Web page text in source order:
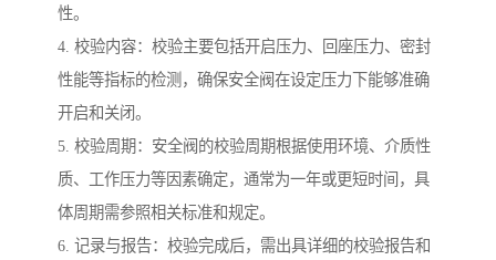
性。
4. 校验内容：校验主要包括开启压力、回座压力、密封
性能等指标的检测，确保安全阀在设定压力下能够准确
开启和关闭。
5. 校验周期：安全阀的校验周期根据使用环境、介质性
质、工作压力等因素确定，通常为一年或更短时间，具
体周期需参照相关标准和规定。
6. 记录与报告：校验完成后，需出具详细的校验报告和